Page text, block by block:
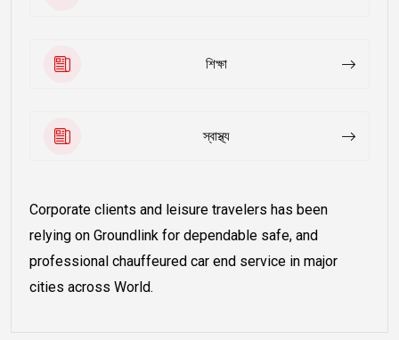
শিক্ষা
স্বাস্থ্য
Corporate clients and leisure travelers has been
relying on Groundlink for dependable safe, and
professional chauffeured car end service in major
cities across World.